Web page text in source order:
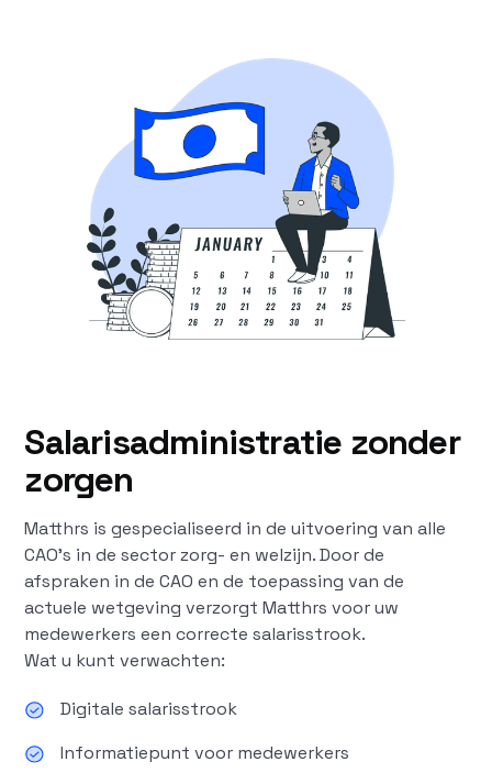
Salarisadministratie zonder
zorgen
Matthrs is gespecialiseerd in de uitvoering van alle
CAO’s in de sector zorg- en welzijn. Door de
afspraken in de CAO en de toepassing van de
actuele wetgeving verzorgt Matthrs voor uw
medewerkers een correcte salarisstrook.
Wat u kunt verwachten:
Digitale salarisstrook
Informatiepunt voor medewerkers